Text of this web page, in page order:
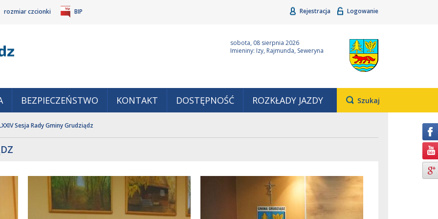
rozmiar czcionki BIP Rejestracja Logowanie
sobota, 08 sierpnia 2026
Imieniny: Izy, Rajmunda, Seweryna
BEZPIECZEŃSTWO KONTAKT DOSTĘPNOŚĆ ROZKŁADY JAZDY Szukaj
Sesja Rady Gminy Grudziądz